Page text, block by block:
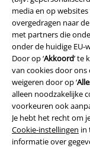
media en op
overgedragen naar
met partners die
onder de huidige EU-
Door op ‘Akkoord’ te
van cookies door ons
weigeren door op ‘
alleen noodzakelijke
voorkeuren ook
Je hebt het recht om
Cookie-instellingen in
informatie over